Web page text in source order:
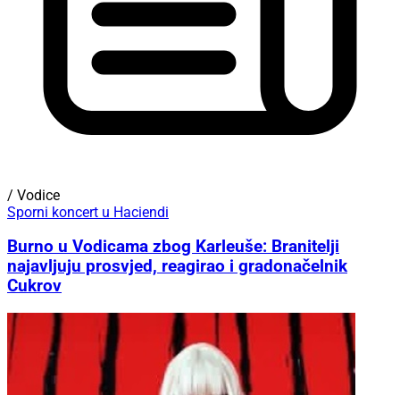
/ Vodice
Sporni koncert u Haciendi
Burno u Vodicama zbog Karleuše: Branitelji
najavljuju prosvjed, reagirao i gradonačelnik
Cukrov